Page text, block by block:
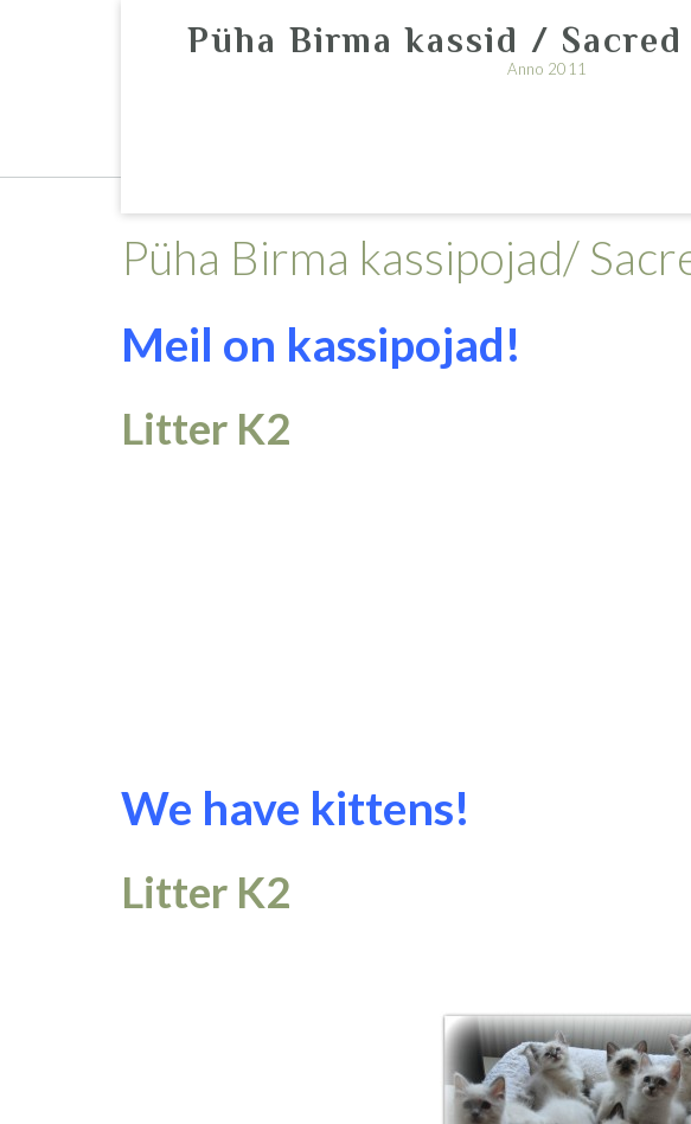
Püha Birma kassid /
Anno 2011
Püha Birma kassipojad/
Meil on kassipojad!
Litter K2
We have kittens!
Litter K2